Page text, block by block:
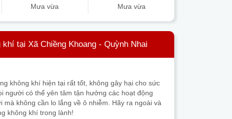
mưa vừa mưa vừa
tại Xã Chiềng Khoang - Quỳnh Nhai
không khí hiện tại rất tốt, không gây hại cho sức
người có thể yên tâm tận hưởng các hoạt động
mà không cần lo lắng về ô nhiễm. Hãy ra ngoài và
không khí trong lành!